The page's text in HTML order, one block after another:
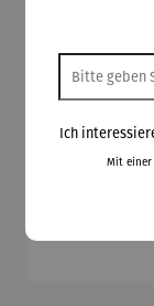
Anhänger
Ich
Mit